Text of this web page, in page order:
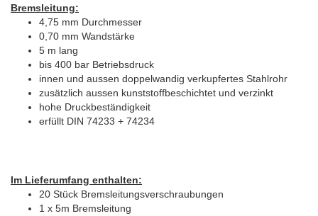
Bremsleitung:
4,75 mm Durchmesser
0,70 mm Wandstärke
5 m lang
bis 400 bar Betriebsdruck
innen und aussen doppelwandig verkupfertes Stahlrohr
zusätzlich aussen kunststoffbeschichtet und verzinkt
hohe Druckbeständigkeit
erfüllt DIN 74233 + 74234
Im Lieferumfang enthalten:
20 Stück Bremsleitungsverschraubungen
1 x 5m Bremsleitung